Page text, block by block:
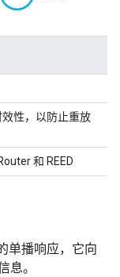
性，以防止重放
和 REED
单播响应，它向
息。